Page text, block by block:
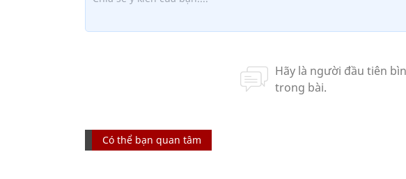
Có thể bạn quan tâm